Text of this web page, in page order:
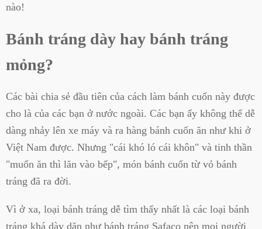
nào!
Bánh tráng dày hay bánh tráng
mỏng?
Các bài chia sẻ đầu tiên của cách làm bánh cuốn này được
cho là của các bạn ở nước ngoài. Các bạn ấy không thể dễ
dàng nhảy lên xe máy và ra hàng bánh cuốn ăn như khi ở
Việt Nam được. Nhưng "cái khó ló cái khôn" và tinh thần
"muốn ăn thì lăn vào bếp", món bánh cuốn từ vỏ bánh
tráng đã ra đời.
Vì ở xa, loại bánh tráng dễ tìm thấy nhất là các loại bánh
tráng khá dày dặn như bánh tráng Safaco nên mọi người